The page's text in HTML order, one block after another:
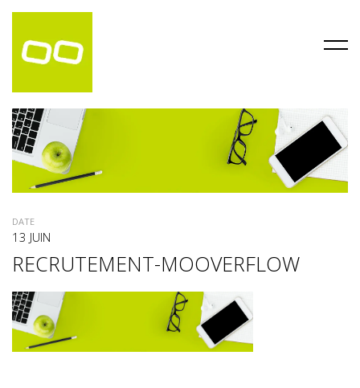
DATE
13 JUIN
RECRUTEMENT-MOOVERFLOW